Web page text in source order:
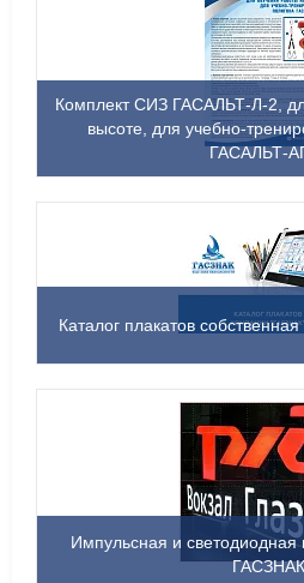
Комплект СИЗ ГАСАЛЬТ-Л-2,
высоте, для учебно-
ГАСАЛЬТ-
Каталог плакатов
Импульсная и светодиодная
ГАСЗНАК